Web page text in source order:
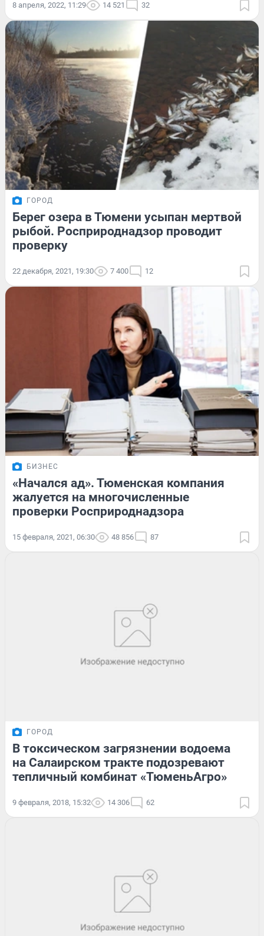
8 апреля, 2022, 11:29 14 521 32
ГОРОД
Берег озера в Тюмени усыпан мертвой
рыбой. Росприроднадзор проводит
проверку
22 декабря, 2021, 19:30 7 400 12
БИЗНЕС
«Начался ад». Тюменская компания
жалуется на многочисленные
проверки Росприроднадзора
15 февраля, 2021, 06:30 48 856 87
ГОРОД
В токсическом загрязнении водоема
на Салаирском тракте подозревают
тепличный комбинат «ТюменьАгро»
9 февраля, 2018, 15:32 14 306 62